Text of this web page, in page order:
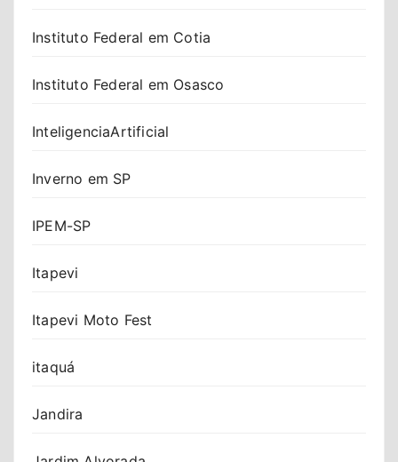
Instituto Federal em Cotia
Instituto Federal em Osasco
InteligenciaArtificial
Inverno em SP
IPEM-SP
Itapevi
Itapevi Moto Fest
itaquá
Jandira